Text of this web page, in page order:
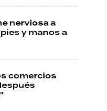
nerviosa a
y manos a
comercios